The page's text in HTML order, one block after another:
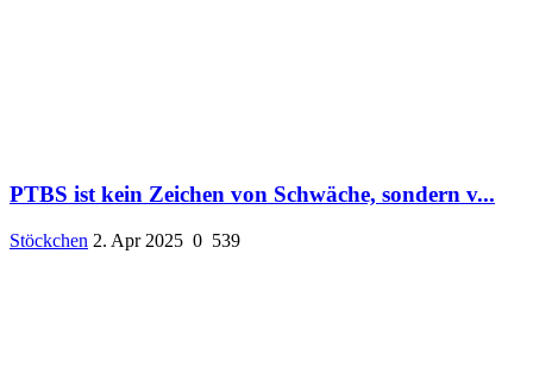
PTBS ist kein Zeichen von Schwäche, sondern v...
Stöckchen 2. Apr 2025 0 539